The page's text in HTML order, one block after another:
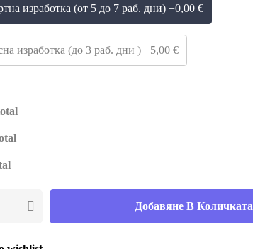
изработка (от 5 до 7 раб. дни) +0,00 €
изработка (до 3 раб. дни ) +5,00 €
Добавяне В Количката